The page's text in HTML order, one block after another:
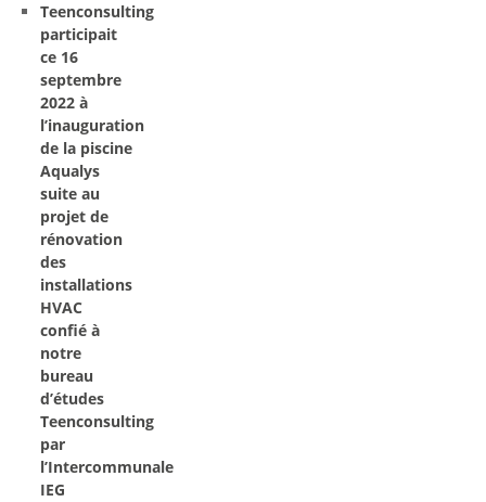
Teenconsulting
participait
ce 16
septembre
2022 à
l’inauguration
de la piscine
Aqualys
suite au
projet de
rénovation
des
installations
HVAC
confié à
notre
bureau
d’études
Teenconsulting
par
l’Intercommunale
IEG